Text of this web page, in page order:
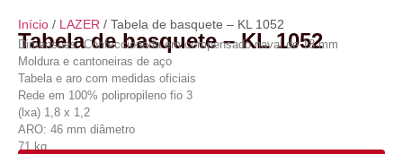
Início / LAZER / Tabela de basquete – KL 1052
Tabela de basquete – KL 1052
Dimensões: Confeccionada em compensado naval de 18 mm
Moldura e cantoneiras de aço
Tabela e aro com medidas oficiais
Rede em 100% polipropileno fio 3
(lxa) 1,8 x 1,2
ARO: 46 mm diâmetro
71 kg